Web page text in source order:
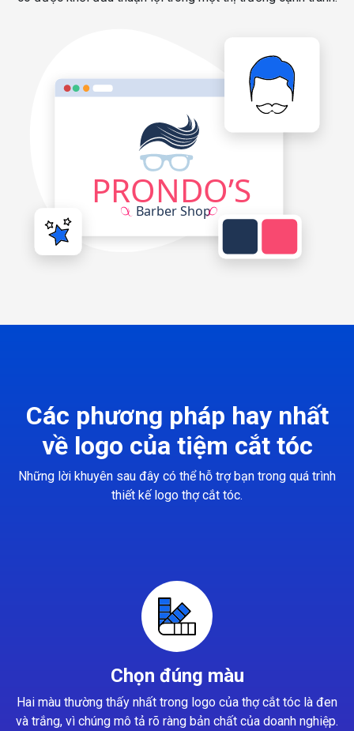
Các phương pháp hay nhất
về logo của tiệm cắt tóc
Những lời khuyên sau đây có thể hỗ trợ bạn trong quá trình
thiết kế logo thợ cắt tóc.
Chọn đúng màu
Hai màu thường thấy nhất trong logo của thợ cắt tóc là đen
và trắng, vì chúng mô tả rõ ràng bản chất của doanh nghiệp.